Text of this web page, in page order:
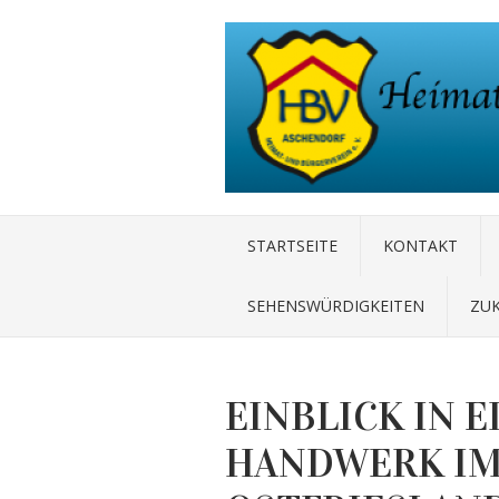
STARTSEITE KONTAKT
SEHENSWÜRDIGKEITEN
EINBLICK IN
HANDWERK